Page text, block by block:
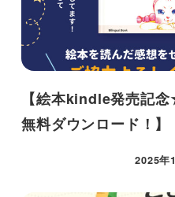
【絵本kindle発売記
無料ダウンロード！】
2025年